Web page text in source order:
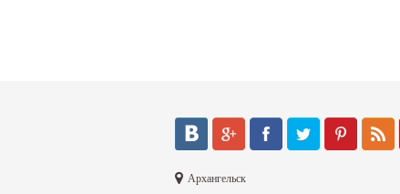
Архангельск